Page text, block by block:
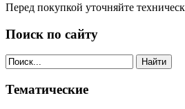
Перед покупкой уточняйте
Поиск по сайту
Найти
Тематические